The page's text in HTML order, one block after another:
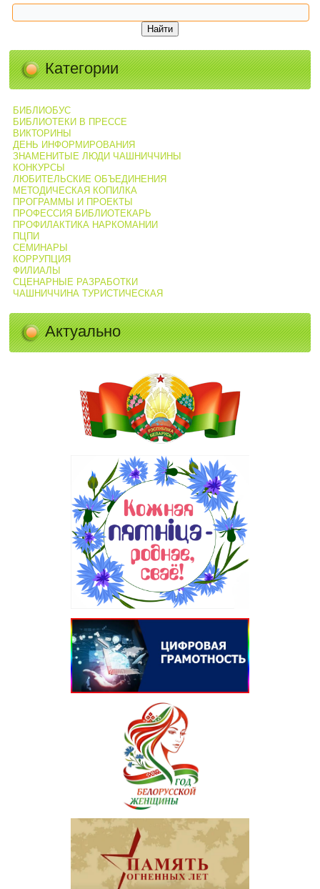
Категории
БИБЛИОБУС
БИБЛИОТЕКИ В ПРЕССЕ
ВИКТОРИНЫ
ДЕНЬ ИНФОРМИРОВАНИЯ
ЗНАМЕНИТЫЕ ЛЮДИ ЧАШНИЧЧИНЫ
КОНКУРСЫ
ЛЮБИТЕЛЬСКИЕ ОБЪЕДИНЕНИЯ
МЕТОДИЧЕСКАЯ КОПИЛКА
ПРОГРАММЫ И ПРОЕКТЫ
ПРОФЕССИЯ БИБЛИОТЕКАРЬ
ПРОФИЛАКТИКА НАРКОМАНИИ
ПЦПИ
СЕМИНАРЫ
КОРРУПЦИЯ
ФИЛИАЛЫ
СЦЕНАРНЫЕ РАЗРАБОТКИ
ЧАШНИЧЧИНА ТУРИСТИЧЕСКАЯ
Актуально